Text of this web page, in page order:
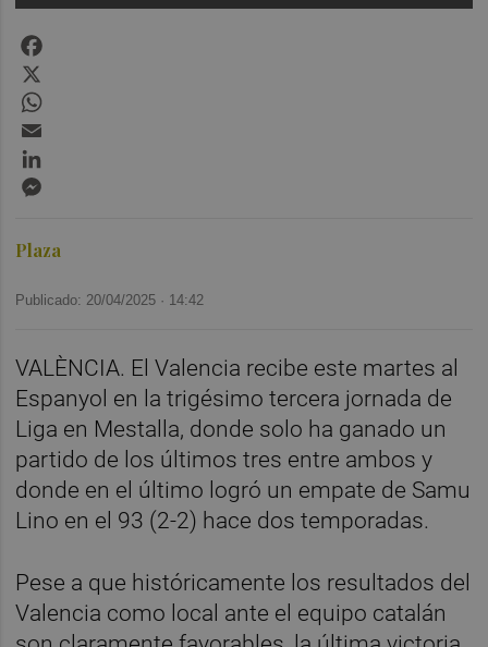
Plaza
Publicado: 20/04/2025 · 14:42
VALÈNCIA. El Valencia recibe este martes al
Espanyol en la trigésimo tercera jornada de
Liga en Mestalla, donde solo ha ganado un
partido de los últimos tres entre ambos y
donde en el último logró un empate de Samu
Lino en el 93 (2-2) hace dos temporadas.
Pese a que históricamente los resultados del
Valencia como local ante el equipo catalán